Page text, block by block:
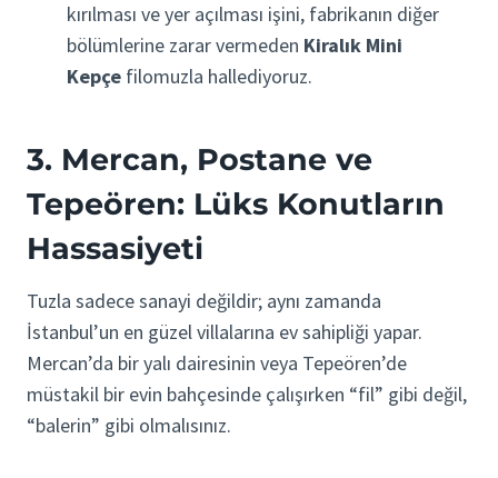
kırılması ve yer açılması işini, fabrikanın diğer
bölümlerine zarar vermeden Kiralık Mini
Kepçe filomuzla hallediyoruz.
3. Mercan, Postane ve
Tepeören: Lüks Konutların
Hassasiyeti
Tuzla sadece sanayi değildir; aynı zamanda
İstanbul’un en güzel villalarına ev sahipliği yapar.
Mercan’da bir yalı dairesinin veya Tepeören’de
müstakil bir evin bahçesinde çalışırken “fil” gibi değil,
“balerin” gibi olmalısınız.